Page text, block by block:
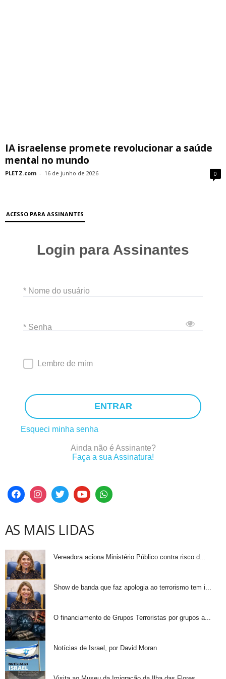
IA israelense promete revolucionar a saúde
mental no mundo
PLETZ.com - 16 de junho de 2026 0
ACESSO PARA ASSINANTES
Login para Assinantes
* Nome do usuário
* Senha
Lembre de mim
ENTRAR
Esqueci minha senha
Ainda não é Assinante?
Faça a sua Assinatura!
AS MAIS LIDAS
Vereadora aciona Ministério Público contra risco d...
Show de banda que faz apologia ao terrorismo tem i...
O financiamento de Grupos Terroristas por grupos a...
Notícias de Israel, por David Moran